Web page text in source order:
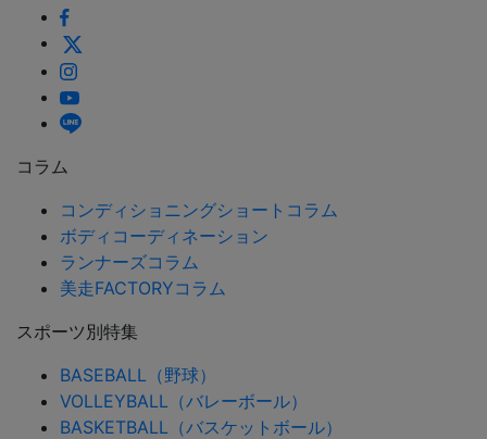
コラム
コンディショニングショートコラム
ボディコーディネーション
ランナーズコラム
美走FACTORYコラム
スポーツ別特集
BASEBALL（野球）
VOLLEYBALL（バレーボール）
BASKETBALL（バスケットボール）